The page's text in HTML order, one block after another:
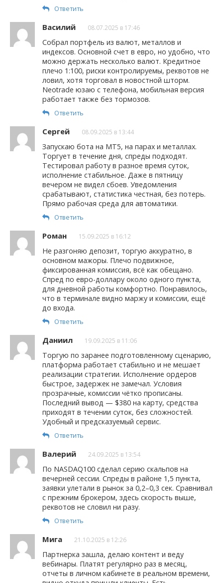
Ответить
Василий 08.07.2025 в 17:46
Собрал портфель из валют, металлов и
индексов. Основной счет в евро, но удобно, что
можно держать несколько валют. Кредитное
плечо 1:100, риски контролируемы, реквотов не
ловил, хотя торговал в новостной шторм.
Neotrade юзаю с телефона, мобильная версия
работает также без тормозов.
Ответить
Сергей 08.09.2025 в 13:44
Запускаю бота на MT5, на парах и металлах.
Торгует в течение дня, спреды подходят.
Тестировал работу в разное время суток,
исполнение стабильное. Даже в пятницу
вечером не видел сбоев. Уведомления
срабатывают, статистика честная, без потерь.
Прямо рабочая среда для автоматики.
Ответить
Роман 15.09.2025 в 16:12
Не разгоняю депозит, торгую аккуратно, в
основном мажоры. Плечо подвижное,
фиксированная комиссия, всё как обещано.
Спред по евро-доллару около одного пункта,
для дневной работы комфортно. Понравилось,
что в терминале видно маржу и комиссии, ещё
до входа.
Ответить
Даниил 19.09.2025 в 11:06
Торгую по заранее подготовленному сценарию,
платформа работает стабильно и не мешает
реализации стратегии. Исполнение ордеров
быстрое, задержек не замечал. Условия
прозрачные, комиссии чётко прописаны.
Последний вывод — $380 на карту, средства
приходят в течении суток, без сложностей.
Удобный и предсказуемый сервис.
Ответить
Валерий 24.09.2025 в 13:54
По NASDAQ100 сделал серию скальпов на
вечерней сессии. Спреды в районе 1,5 пункта,
заявки улетали в рынок за 0,2–0,3 сек. Сравнивал
с прежним брокером, здесь скорость выше,
реквотов не словил ни разу.
Ответить
Мига 21.10.2025 в 12:26
Партнерка зашла, делаю контент и веду
вебинары. Платят регулярно раз в месяц,
отчеты в личном кабинете в реальном времени,